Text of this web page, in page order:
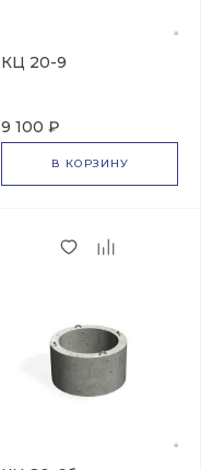
КЦ 20-9
9 100 ₽
В КОРЗИНУ